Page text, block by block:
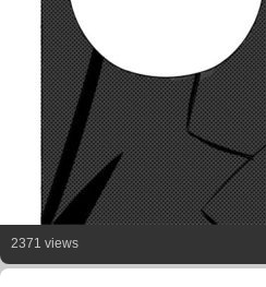
2371 views